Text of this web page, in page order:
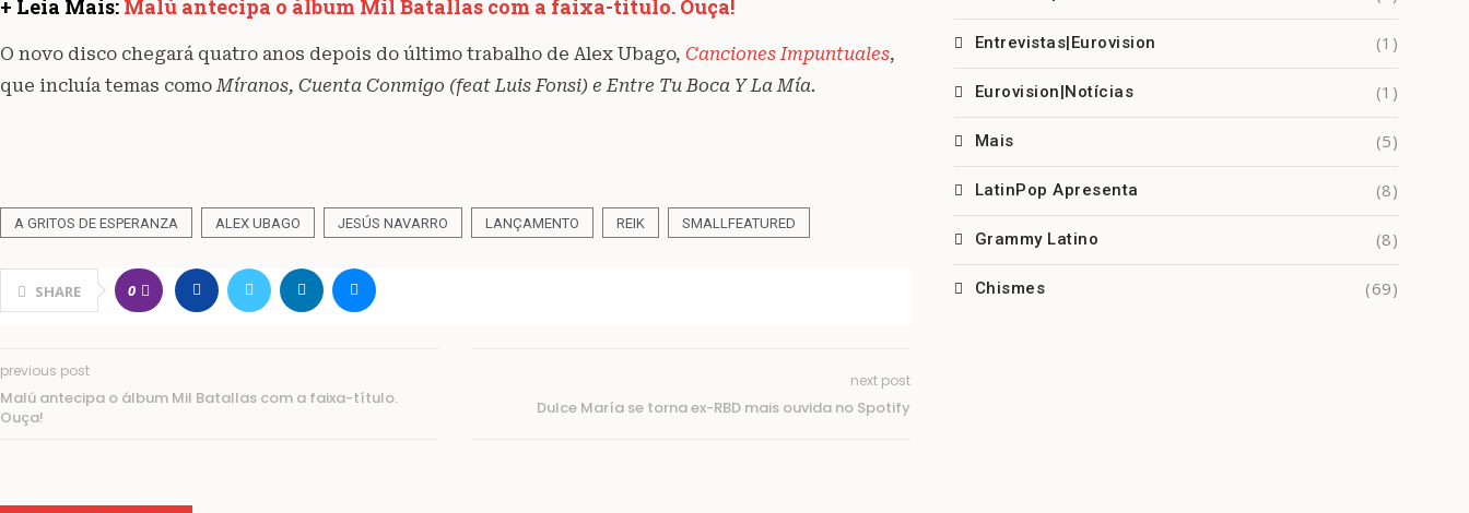
+ Leia Mais: Malú antecipa o álbum Mil Batallas com a faixa-título. Ouça!
O novo disco chegará quatro anos depois do último trabalho de Alex Ubago, Canciones Impuntuales,
que incluía temas comoMíranos, Cuenta Conmigo (feat Luis Fonsi) e Entre Tu Boca Y La Mía.
A GRITOS DE ESPERANZA ALEX UBAGO JESÚS NAVARRO LANÇAMENTO REIK SMALLFEATURED
SHARE 0
previous post
Malú antecipa o álbum Mil Batallas com a faixa-título.
Ouça!
next post
Dulce María se torna ex-RBD mais ouvida no Spotify
Entrevistas|Eurovision (1)
Eurovision|Notícias (1)
Mais (5)
LatinPop Apresenta (8)
Grammy Latino (8)
Chismes (69)